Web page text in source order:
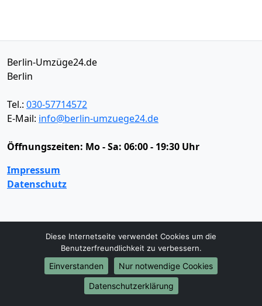
Berlin-Umzüge24.de
Berlin
Tel.: 030-57714572
E-Mail: info@berlin-umzuege24.de
Öffnungszeiten: Mo - Sa: 06:00 - 19:30 Uhr
Impressum
Datenschutz
Umzugsservice
Umzugsservice Behördenumzug
Büroumzug
Fernumzug
Firmenumzug
Laborumzug
Mini Umzug
Praxisumzug
Privatumzug
Studentenumzug
Diese Internetseite verwendet Cookies um die
Benutzerfreundlichkeit zu verbessern.
Einverstanden
Nur notwendige Cookies
Datenschutzerklärung